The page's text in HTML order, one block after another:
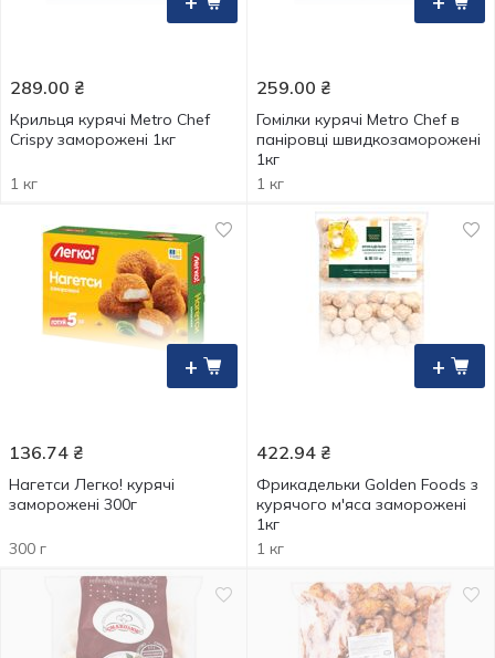
289.00 ₴
Крильця курячі Metro Chef
Crispy заморожені 1кг
1 кг
259.00 ₴
Гомілки курячі Metro Chef в
паніровці швидкозаморожені
1кг
1 кг
+
136.74 ₴
Нагетси Легко! курячi
замороженi 300г
300 г
+
422.94 ₴
Фрикадельки Golden Foods з
курячого м'яса заморожені
1кг
1 кг